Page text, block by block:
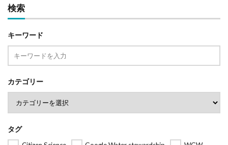
検索
キーワード
カテゴリー
タグ